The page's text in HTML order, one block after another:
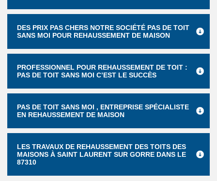
DES PRIX PAS CHERS NOTRE SOCIÉTÉ PAS DE TOIT
SANS MOI POUR REHAUSSEMENT DE MAISON
PROFESSIONNEL POUR REHAUSSEMENT DE TOIT :
PAS DE TOIT SANS MOI C’EST LE SUCCÈS
PAS DE TOIT SANS MOI , ENTREPRISE SPÉCIALISTE
EN REHAUSSEMENT DE MAISON
LES TRAVAUX DE REHAUSSEMENT DES TOITS DES
MAISONS À SAINT LAURENT SUR GORRE DANS LE
87310